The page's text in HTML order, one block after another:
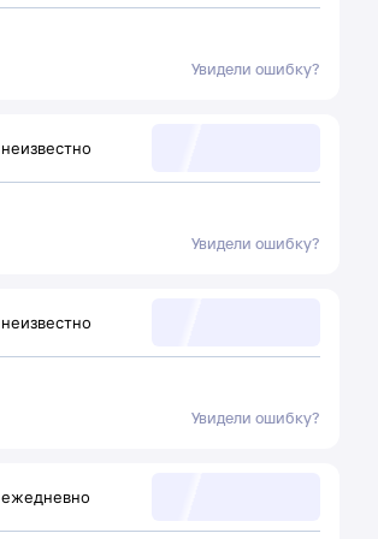
Увидели ошибку?
неизвестно
Увидели ошибку?
неизвестно
Увидели ошибку?
ежедневно